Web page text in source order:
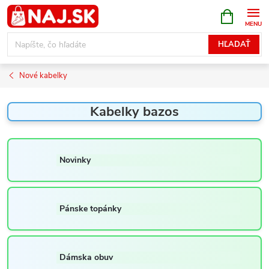
Prejsť
na
obsah
HĽADAŤ
KOŠÍK
Nové kabelky
Kabelky bazos
Novinky
Pánske topánky
Dámska obuv